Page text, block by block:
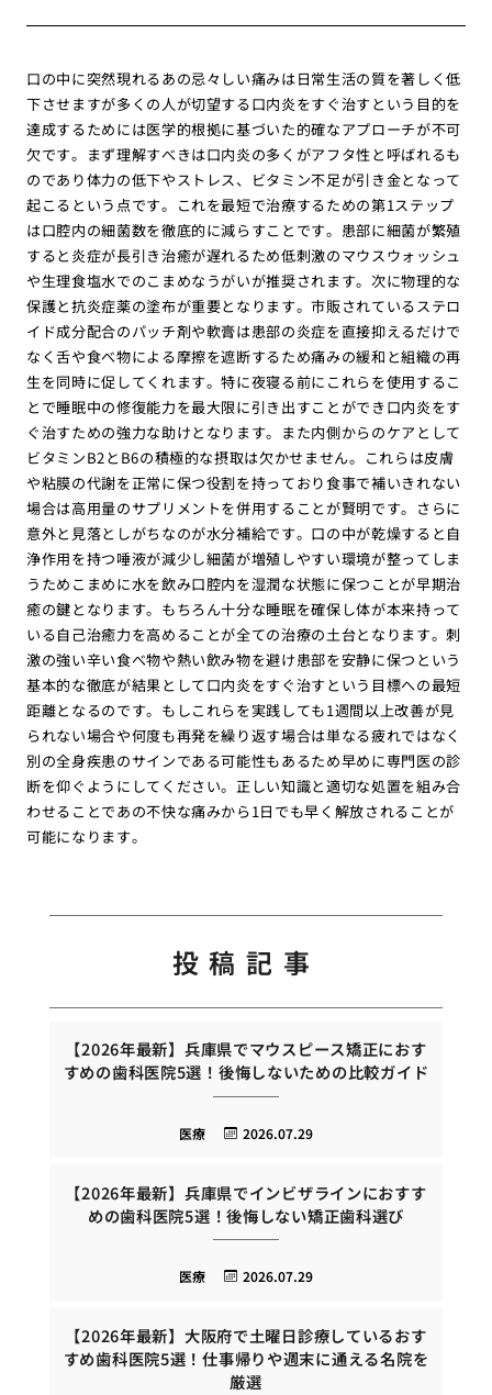
口の中に突然現れるあの忌々しい痛みは日常生活の質を著しく低
下させますが多くの人が切望する口内炎をすぐ治すという目的を
達成するためには医学的根拠に基づいた的確なアプローチが不可
欠です。まず理解すべきは口内炎の多くがアフタ性と呼ばれるも
のであり体力の低下やストレス、ビタミン不足が引き金となって
起こるという点です。これを最短で治療するための第1ステップ
は口腔内の細菌数を徹底的に減らすことです。患部に細菌が繁殖
すると炎症が長引き治癒が遅れるため低刺激のマウスウォッシュ
や生理食塩水でのこまめなうがいが推奨されます。次に物理的な
保護と抗炎症薬の塗布が重要となります。市販されているステロ
イド成分配合のパッチ剤や軟膏は患部の炎症を直接抑えるだけで
なく舌や食べ物による摩擦を遮断するため痛みの緩和と組織の再
生を同時に促してくれます。特に夜寝る前にこれらを使用するこ
とで睡眠中の修復能力を最大限に引き出すことができ口内炎をす
ぐ治すための強力な助けとなります。また内側からのケアとして
ビタミンB2とB6の積極的な摂取は欠かせません。これらは皮膚
や粘膜の代謝を正常に保つ役割を持っており食事で補いきれない
場合は高用量のサプリメントを併用することが賢明です。さらに
意外と見落としがちなのが水分補給です。口の中が乾燥すると自
浄作用を持つ唾液が減少し細菌が増殖しやすい環境が整ってしま
うためこまめに水を飲み口腔内を湿潤な状態に保つことが早期治
癒の鍵となります。もちろん十分な睡眠を確保し体が本来持って
いる自己治癒力を高めることが全ての治療の土台となります。刺
激の強い辛い食べ物や熱い飲み物を避け患部を安静に保つという
基本的な徹底が結果として口内炎をすぐ治すという目標への最短
距離となるのです。もしこれらを実践しても1週間以上改善が見
られない場合や何度も再発を繰り返す場合は単なる疲れではなく
別の全身疾患のサインである可能性もあるため早めに専門医の診
断を仰ぐようにしてください。正しい知識と適切な処置を組み合
わせることであの不快な痛みから1日でも早く解放されることが
可能になります。
投稿記事
【2026年最新】兵庫県でマウスピース矯正におす
すめの歯科医院5選！後悔しないための比較ガイド
2026.07.29
医療
【2026年最新】兵庫県でインビザラインにおすす
めの歯科医院5選！後悔しない矯正歯科選び
2026.07.29
医療
【2026年最新】大阪府で土曜日診療しているおす
すめ歯科医院5選！仕事帰りや週末に通える名院を
厳選